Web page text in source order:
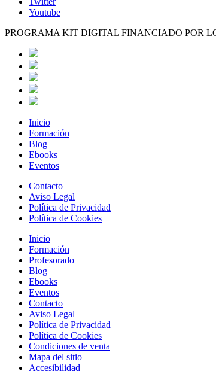
Youtube
PROGRAMA KIT DIGITAL FINANCIADO POR
Inicio
Formación
Blog
Ebooks
Eventos
Contacto
Aviso Legal
Política de Privacidad
Política de Cookies
Inicio
Formación
Profesorado
Blog
Ebooks
Eventos
Contacto
Aviso Legal
Política de Privacidad
Política de Cookies
Condiciones de venta
Mapa del sitio
Accesibilidad